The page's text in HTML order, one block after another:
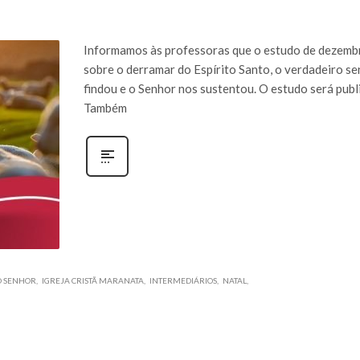
Informamos às professoras que o estudo de
sobre o derramar do Espírito Santo, o verdadeiro
findou e o Senhor nos sustentou. O estudo será
Também
SENHOR IGREJA CRISTÃ MARANATA INTERMEDIÁRIOS NATAL